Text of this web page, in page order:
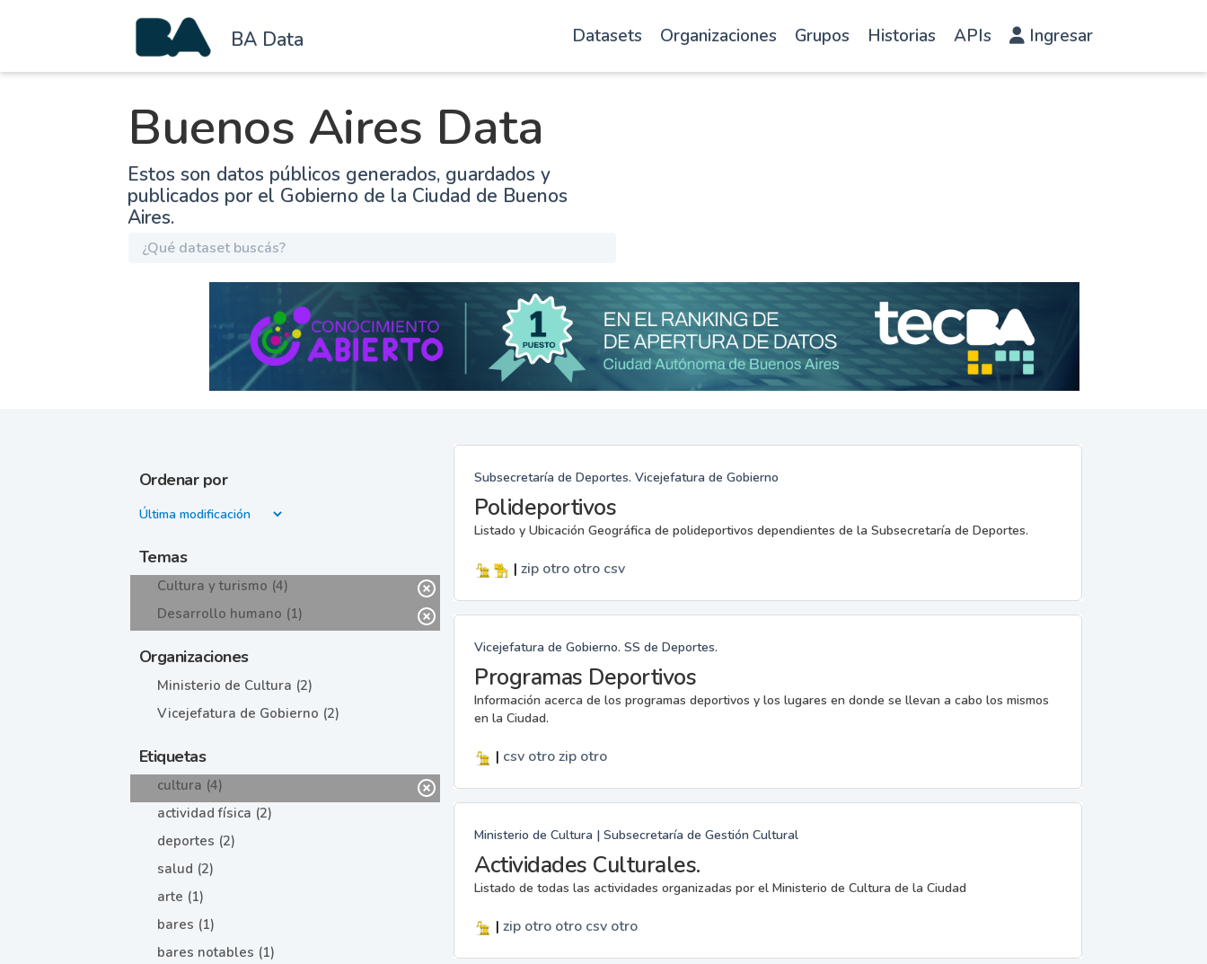
BA Data Datasets Organizaciones Grupos Historias APIs Ingresar
Buenos Aires Data
Estos son datos públicos generados, guardados y
publicados por el Gobierno de la Ciudad de Buenos
Aires.
Ordenar por
Temas
Cultura y turismo (4)
Desarrollo humano (1)
Organizaciones
Ministerio de Cultura (2)
Vicejefatura de Gobierno (2)
Etiquetas
cultura (4)
actividad física (2)
deportes (2)
salud (2)
arte (1)
bares (1)
bares notables (1)
Subsecretaría de Deportes. Vicejefatura de Gobierno
Polideportivos
Listado y Ubicación Geográfica de polideportivos dependientes de la Subsecretaría de Deportes.
| zip otro otro csv
Vicejefatura de Gobierno. SS de Deportes.
Programas Deportivos
Información acerca de los programas deportivos y los lugares en donde se llevan a cabo los mismos
en la Ciudad.
| csv otrozip otro
Ministerio de Cultura | Subsecretaría de Gestión Cultural
Actividades Culturales.
Listado de todas las actividades organizadas por el Ministerio de Cultura de la Ciudad
| zip otro otro csv otro